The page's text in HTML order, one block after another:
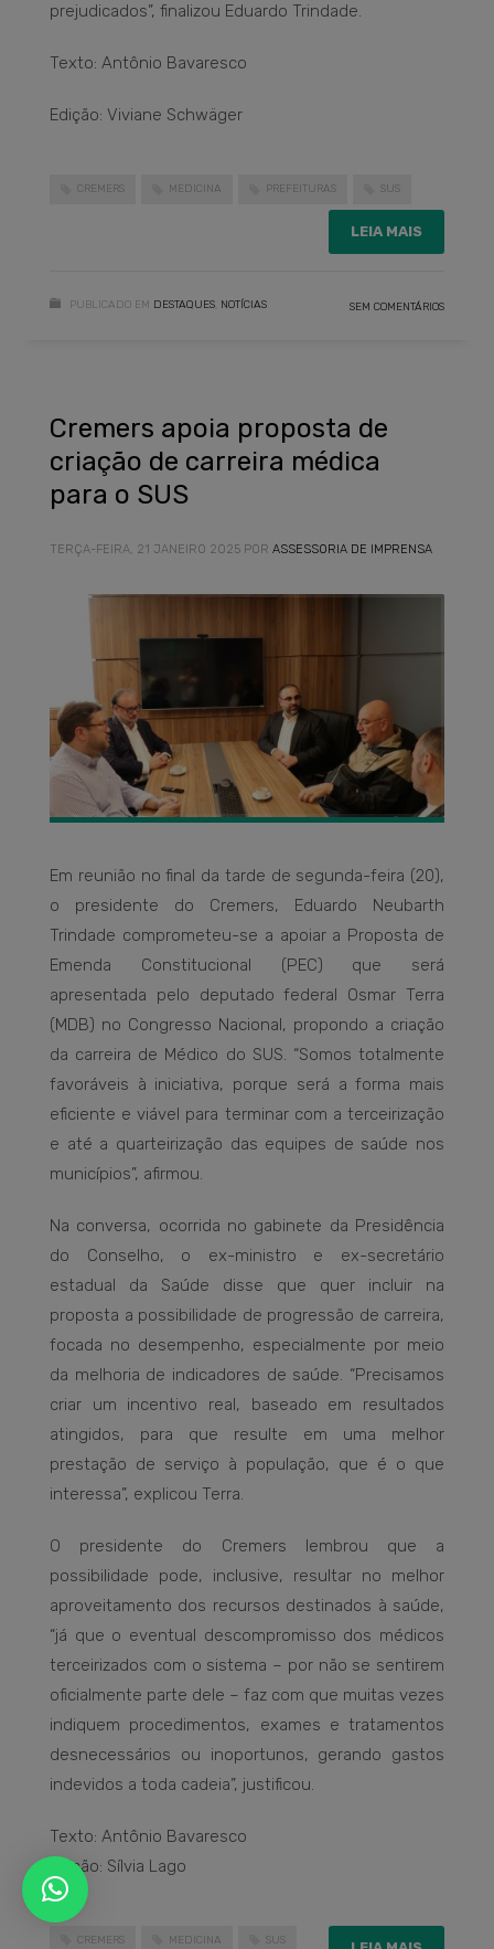
prejudicados”, finalizou Eduardo Trindade.
Texto: Antônio Bavaresco
Edição: Viviane Schwäger
CREMERS MEDICINA PREFEITURAS SUS
LEIA MAIS
PUBLICADO EM DESTAQUES NOTÍCIAS SEM COMENTÁRIOS
Cremers apoia proposta de
criação de carreira médica
para o SUS
TERÇA-FEIRA, 21 JANEIRO 2025 POR ASSESSORIA DE IMPRENSA
Em reunião no final da tarde de segunda-feira (20),
o presidente do Cremers, Eduardo Neubarth
Trindade comprometeu-se a apoiar a Proposta de
Emenda Constitucional (PEC) que será
apresentada pelo deputado federal Osmar Terra
(MDB) no Congresso Nacional, propondo a criação
da carreira de Médico do SUS. “Somos totalmente
favoráveis à iniciativa, porque será a forma mais
eficiente e viável para terminar com a terceirização
e até a quarteirização das equipes de saúde nos
municípios”, afirmou.
Na conversa, ocorrida no gabinete da Presidência
do Conselho, o ex-ministro e ex-secretário
estadual da Saúde disse que quer incluir na
proposta a possibilidade de progressão de carreira,
focada no desempenho, especialmente por meio
da melhoria de indicadores de saúde. “Precisamos
criar um incentivo real, baseado em resultados
atingidos, para que resulte em uma melhor
prestação de serviço à população, que é o que
interessa”, explicou Terra.
O presidente do Cremers lembrou que a
possibilidade pode, inclusive, resultar no melhor
aproveitamento dos recursos destinados à saúde,
“já que o eventual descompromisso dos médicos
terceirizados com o sistema – por não se sentirem
oficialmente parte dele – faz com que muitas vezes
indiquem procedimentos, exames e tratamentos
desnecessários ou inoportunos, gerando gastos
indevidos a toda cadeia”, justificou.
Texto: Antônio Bavaresco
Edição: Sílvia Lago
CREMERS MEDICINA SUS